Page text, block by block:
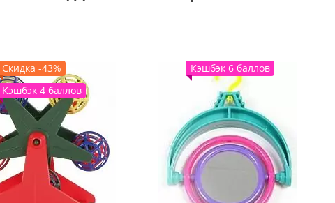
Скидка -43%
Кэшбэк 4 баллов
Кэшбэк 6 баллов